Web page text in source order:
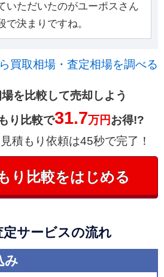
いただいたのがユーポスさん
で決まりですね。
買取相場・査定相場を調べる
を比較して売却しよう
り比較で31.7万円お得!?
積もり依頼は45秒で完了！
り比較をはじめる
定サービスの流れ
み